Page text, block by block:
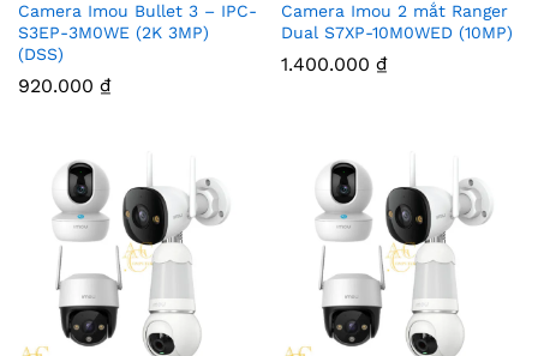
Camera Imou Bullet 3 – IPC-
S3EP-3M0WE (2K 3MP)
(DSS)
920.000 ₫
Camera Imou 2 mắt Ranger
Dual S7XP-10M0WED (10MP)
1.400.000 ₫